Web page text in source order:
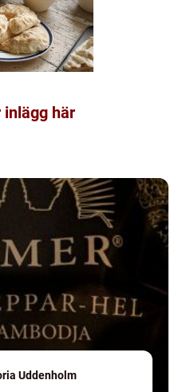
inlägg här
Uddenholm